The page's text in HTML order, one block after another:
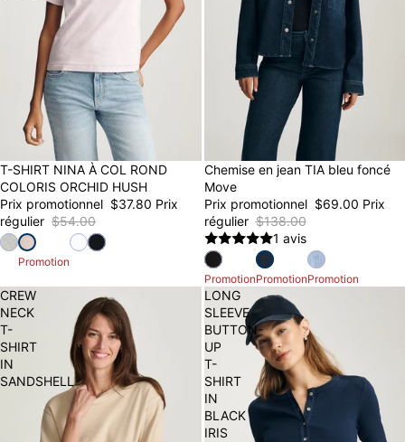
30% OFF
T-SHIRT NINA À COL ROND
COLORIS ORCHID HUSH
Prix promotionnel $37.80 Prix
régulier $54.00
Promotion
50% OFF
Chemise en jean TIA bleu foncé
Move
Prix promotionnel $69.00 Prix
régulier $138.00
1 avis
PromotionPromotionPromotion
CREW
NECK
T-
SHIRT
IN
SANDSHELL
LONG
SLEEVE
BUTTON-
UP
T-
SHIRT
IN
BLACK
IRIS